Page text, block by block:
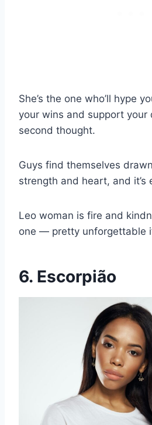
She’s the one who’ll hype
your wins and support your
second thought.
Guys find themselves
strength and heart, and it’s
Leo woman is fire and
one — pretty unforgettable
6. Escorpião